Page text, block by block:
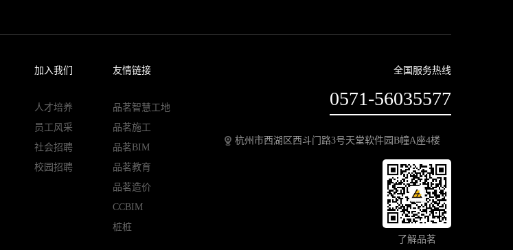
加入我们
人才培养
员工风采
社会招聘
校园招聘
友情链接
品茗智慧工地
品茗施工
品茗BIM
品茗教育
品茗造价
CCBIM
桩桩
全国服务热线
0571-56035577
杭州市西湖区西斗门路3号天堂软件园B幢A座4楼
了解品茗